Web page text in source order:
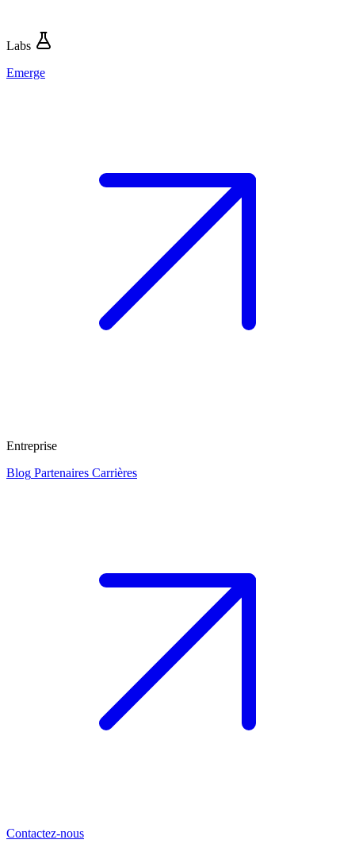
Labs
Emerge
Entreprise
Blog Partenaires Carrières
Contactez-nous